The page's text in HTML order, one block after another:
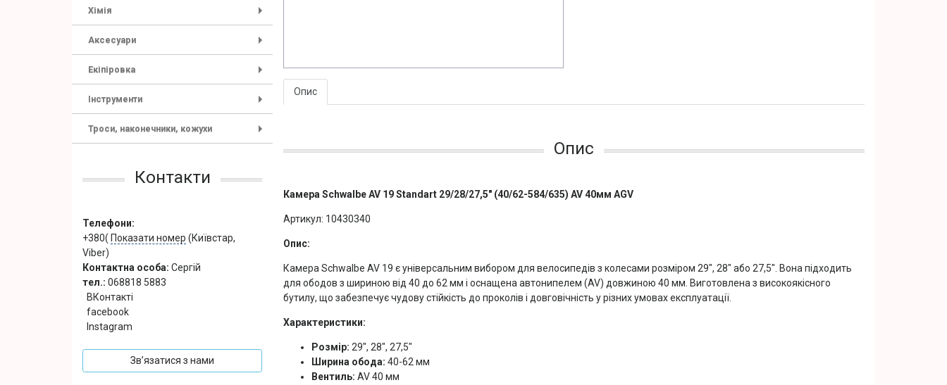
Хімія
Аксесуари
Екіпіровка
Інструменти
Троси, наконечники, кожухи
Контакти
Телефони:
+380( Показати номер (Київстар,
Viber)
Контактна особа: Сергій
тел.: 068818 5883
ВКонтакті
facebook
Instagram
Зв’язатися з нами
Опис
Опис
Камера Schwalbe AV 19 Standart 29/28/27,5" (40/62-584/635) AV 40мм AGV
Артикул: 10430340
Опис:
Камера Schwalbe AV 19 є універсальним вибором для велосипедів з колесами розміром 29", 28" або 27,5". Вона підходить
для ободов з шириною від 40 до 62 мм і оснащена автонипелем (AV) довжиною 40 мм. Виготовлена з високоякісного
бутилу, що забезпечує чудову стійкість до проколів і довговічність у різних умовах експлуатації.
Характеристики:
Розмір: 29", 28", 27,5"
Ширина обода: 40-62 мм
Вентиль: AV 40 мм